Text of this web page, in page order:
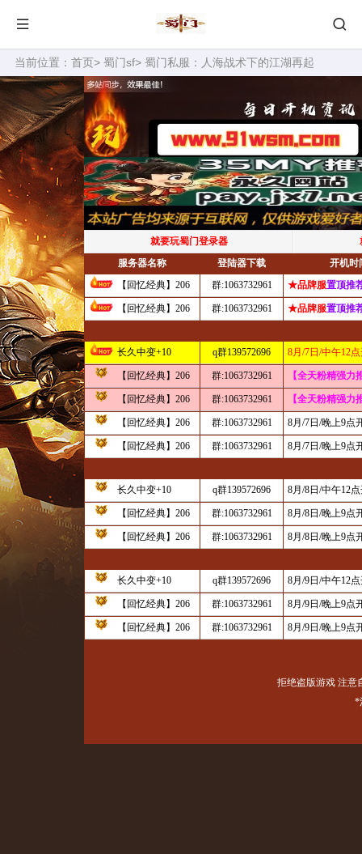
当前位置： 首页> 蜀门sf> 蜀门私服：人海战术下的江湖再起